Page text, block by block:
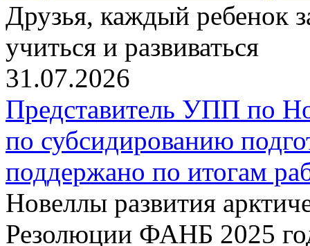
Друзья, каждый ребенок
учиться и развиваться
31.07.2026
Представитель УПП по
по субсидированию
поддержано по итогам
Новеллы развития
Резолюции ФАНБ 2025